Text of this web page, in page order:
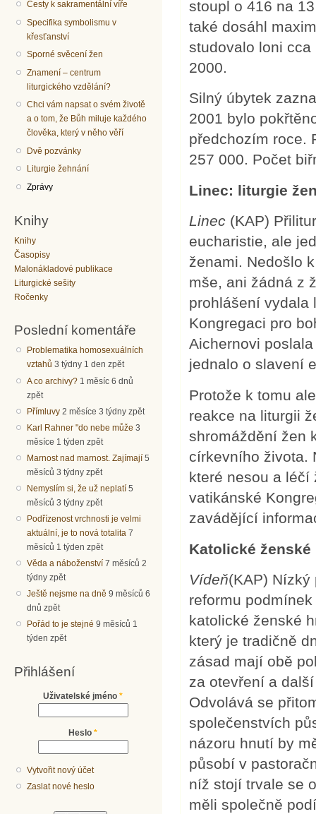
Cesty k sakramentální víře
Specifika symbolismu v
křesťanství
Sporné svěcení žen
Znamení – centrum
liturgického vzdělání?
Chci vám napsat o svém životě
a o tom, že Bůh miluje každého
člověka, který v něho věří
Dvě pozvánky
Liturgie žehnání
Zprávy
Knihy
Knihy
Časopisy
Malonákladové publikace
Liturgické sešity
Ročenky
Poslední komentáře
Problematika homosexuálních
vztahů 3 týdny 1 den zpět
A co archivy? 1 měsíc 6 dnů
zpět
Přímluvy 2 měsíce 3 týdny zpět
Karl Rahner "do nebe může 3
měsíce 1 týden zpět
Marnost nad marnost. Zajímají 5
měsíců 3 týdny zpět
Nemyslím si, že už neplatí 5
měsíců 3 týdny zpět
Podřízenost vrchnosti je velmi
aktuální, je to nová totalita 7
měsíců 1 týden zpět
Věda a náboženství 7 měsíců 2
týdny zpět
Ještě nejsme na dně 9 měsíců 6
dnů zpět
Pořád to je stejné 9 měsíců 1
týden zpět
Přihlášení
Uživatelské jméno *
Heslo *
Vytvořit nový účet
Zaslat nové heslo
stoupl o 416 na
také dosáhl
studovalo loni
2000.
Silný úbytek
2001 bylo
předchozím roce.
257 000. Počet
Linec: liturgie
Linec (KAP)
eucharistie, ale
ženami. Nedošlo
mše, ani žádná z
prohlášení vydala
Kongregaci pro
Aichernovi
jednalo o slavení
Protože k tomu
reakce na liturgii
shromáždění žen
církevního života.
které nesou a léčí
vatikánské
zavádějící
Katolické
Vídeň(KAP)
reformu
katolické ženské
který je tradičně
zásad mají obě
za otevření a
Odvolává se
společenstvích
názoru hnutí by
působí v
níž stojí trvale se
měli společně